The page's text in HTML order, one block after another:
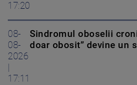
17:20
08-
08-
2026
17:11
Sindromul oboselii
doar obosit” devine un